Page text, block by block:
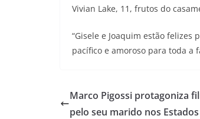
Vivian Lake, 11, frutos do
“Gisele e Joaquim estão
pacífico e amoroso para toda a
Marco Pigossi protagoniza
pelo seu marido nos